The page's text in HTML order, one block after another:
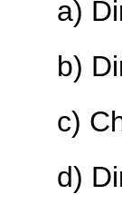
a)
b)
c)
d)